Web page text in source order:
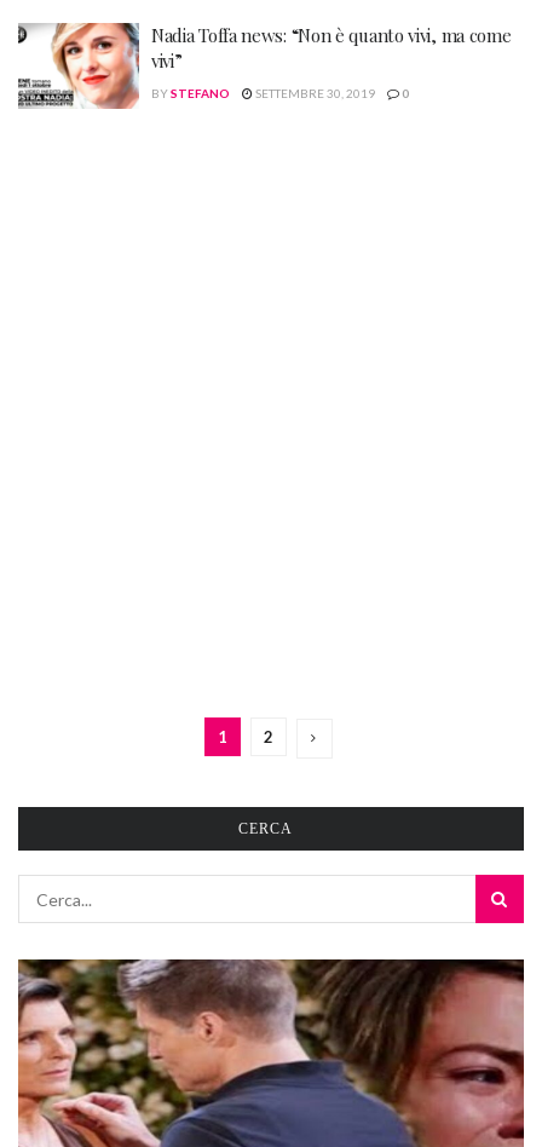
Nadia Toffa news: “Non è quanto vivi, ma come
vivi”
BYSTEFANO SETTEMBRE 30, 2019 0
1 2
CERCA